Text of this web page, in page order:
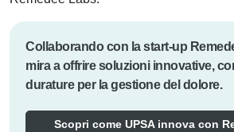
Collaborando con la start-up
mira a offrire soluzioni innovative,
durature per la gestione del dolore.
Scopri come UPSA innova con